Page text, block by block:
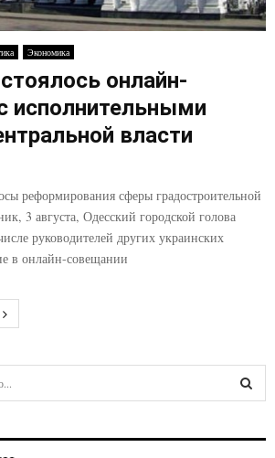
Экономика
онлайн-
исполнительными
власти
реформирования сферы градостроительной
3 августа, Одесский городской голова
руководителей других украинских
в онлайн-совещании